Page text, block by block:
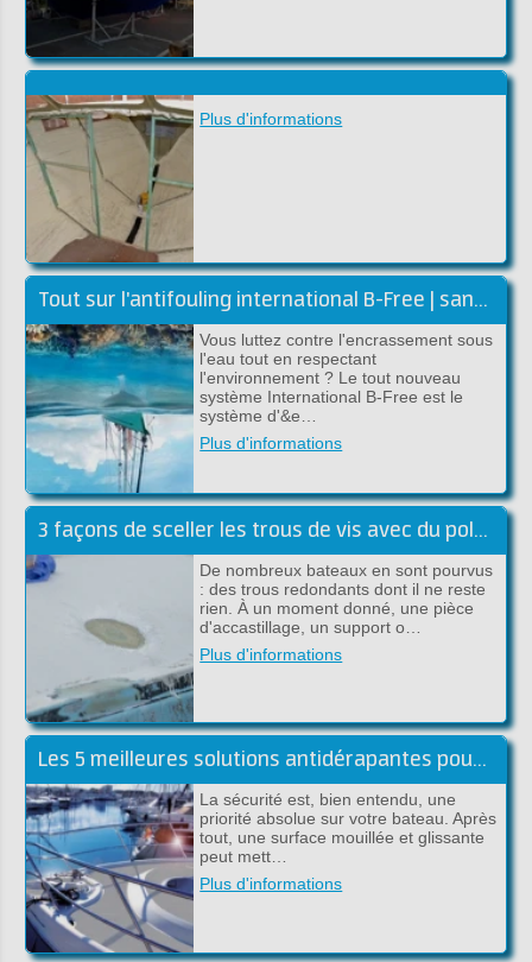
Plus d'informations
Tout sur l'antifouling international B-Free | sans biocides
Vous luttez contre l'encrassement sous
l'eau tout en respectant
l'environnement ? Le tout nouveau
système International B-Free est le
système d'&e…
Plus d'informations
3 façons de sceller les trous de vis avec du polyester
De nombreux bateaux en sont pourvus
: des trous redondants dont il ne reste
rien. À un moment donné, une pièce
d'accastillage, un support o…
Plus d'informations
Les 5 meilleures solutions antidérapantes pour l'embarqué
La sécurité est, bien entendu, une
priorité absolue sur votre bateau. Après
tout, une surface mouillée et glissante
peut mett…
Plus d'informations